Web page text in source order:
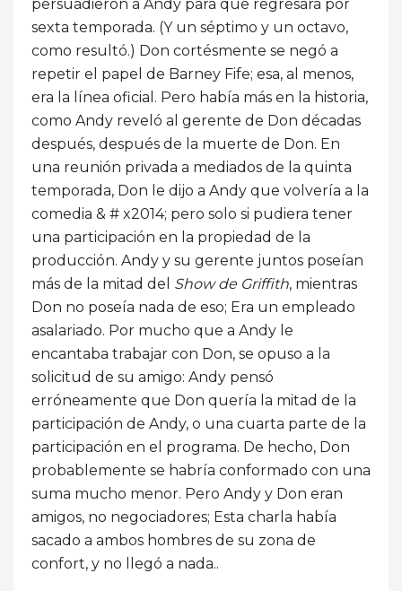
persuadieron a Andy para que regresara por
sexta temporada. (Y un séptimo y un octavo,
como resultó.) Don cortésmente se negó a
repetir el papel de Barney Fife; esa, al menos,
era la línea oficial. Pero había más en la historia,
como Andy reveló al gerente de Don décadas
después, después de la muerte de Don. En
una reunión privada a mediados de la quinta
temporada, Don le dijo a Andy que volvería a la
comedia & # x2014; pero solo si pudiera tener
una participación en la propiedad de la
producción. Andy y su gerente juntos poseían
más de la mitad del Show de Griffith, mientras
Don no poseía nada de eso; Era un empleado
asalariado. Por mucho que a Andy le
encantaba trabajar con Don, se opuso a la
solicitud de su amigo: Andy pensó
erróneamente que Don quería la mitad de la
participación de Andy, o una cuarta parte de la
participación en el programa. De hecho, Don
probablemente se habría conformado con una
suma mucho menor. Pero Andy y Don eran
amigos, no negociadores; Esta charla había
sacado a ambos hombres de su zona de
confort, y no llegó a nada..